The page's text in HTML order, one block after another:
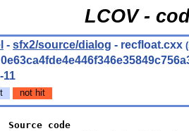
LCOV -
- sfx2/source/dialog - recfloat.cxx
11
not hit
Source code